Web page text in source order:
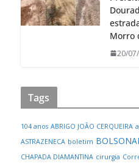
Morro
20/
Tags
104 anos ABRIGO JOÃO CERQUEIRA
ASTRAZENECA boletim
CHAPADA DIAMANTINA cirurgia